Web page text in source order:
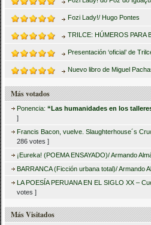
Fozi Lady!/ Hugo Pontes
TRILCE: HÚMEROS PARA
Presentación ‘oficial’ de
Nuevo libro de Miguel
Más votados
Ponencia:“Las humanidades en los
]
Francis Bacon, vuelve. Slaughterhouse´s
286 votes ]
¡Eureka! (POEMA ENSAYADO)/ Armando
BARRANCA (Ficción urbana total)/ Armando
LA POESÍA PERUANA EN EL SIGLO XX –
votes ]
Más Visitados